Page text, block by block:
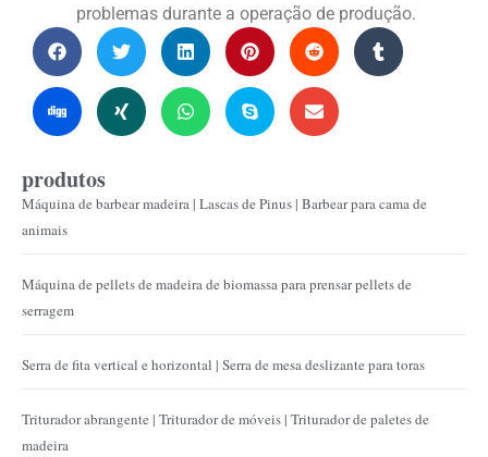
problemas durante a operação de produção.
produtos
Máquina de barbear madeira | Lascas de Pinus | Barbear para cama de
animais
Máquina de pellets de madeira de biomassa para prensar pellets de
serragem
Serra de fita vertical e horizontal | Serra de mesa deslizante para toras
Triturador abrangente | Triturador de móveis | Triturador de paletes de
madeira